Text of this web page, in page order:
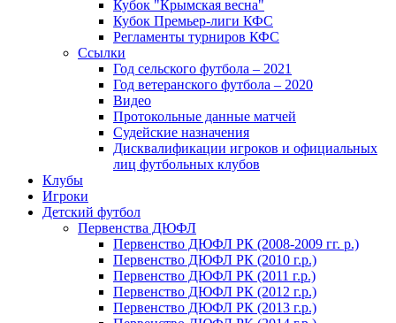
Кубок "Крымская весна"
Кубок Премьер-лиги КФС
Регламенты турниров КФС
Ссылки
Год сельского футбола – 2021
Год ветеранского футбола – 2020
Видео
Протокольные данные матчей
Судейские назначения
Дисквалификации игроков и официальных
лиц футбольных клубов
Клубы
Игроки
Детский футбол
Первенства ДЮФЛ
Первенство ДЮФЛ РК (2008-2009 гг. р.)
Первенство ДЮФЛ РК (2010 г.р.)
Первенство ДЮФЛ РК (2011 г.р.)
Первенство ДЮФЛ РК (2012 г.р.)
Первенство ДЮФЛ РК (2013 г.р.)